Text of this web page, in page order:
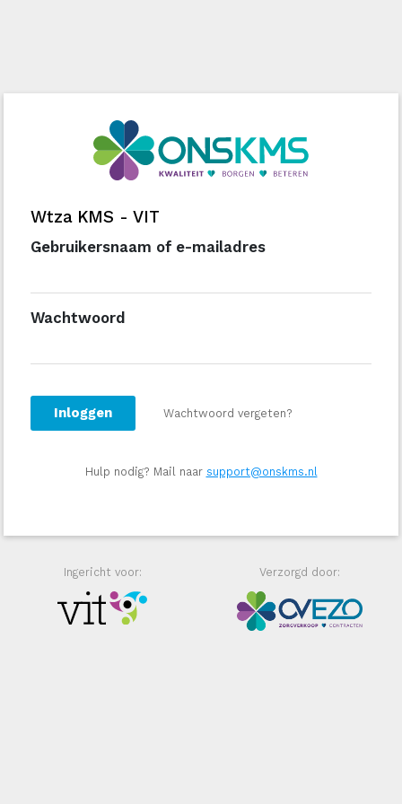
Wtza KMS - VIT
Gebruikersnaam of e-mailadres
Wachtwoord
Inloggen Wachtwoord vergeten?
Hulp nodig? Mail naar support@onskms.nl
Ingericht voor: Verzorgd door: